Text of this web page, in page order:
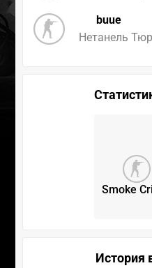
buue
Нетанель
Smoke
История